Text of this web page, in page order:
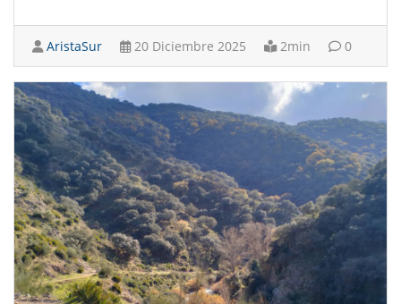
AristaSur 20 Diciembre 2025 2min 0